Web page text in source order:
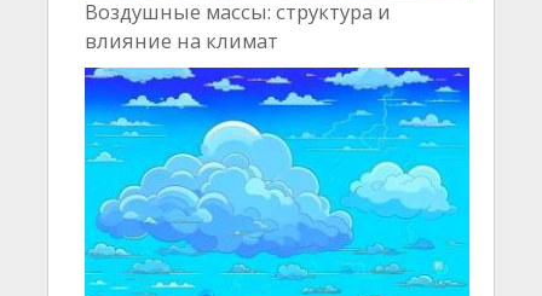
Воздушные массы: структура и
влияние на климат